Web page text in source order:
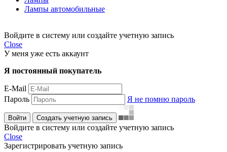
Лампы автомобильные
Войдите в систему или создайте учетную запись
Close
У меня уже есть аккаунт
Я постоянный покупатель
E-Mail
Пароль
Я не помню пароль
Войти Создать учетную запись
Войдите в систему или создайте учетную запись
Close
Зарегистрировать учетную запись